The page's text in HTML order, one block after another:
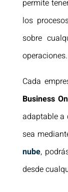
permite
los
sobre
operaciones.
​Cada
Business
adaptable a
sea
nube,
desde